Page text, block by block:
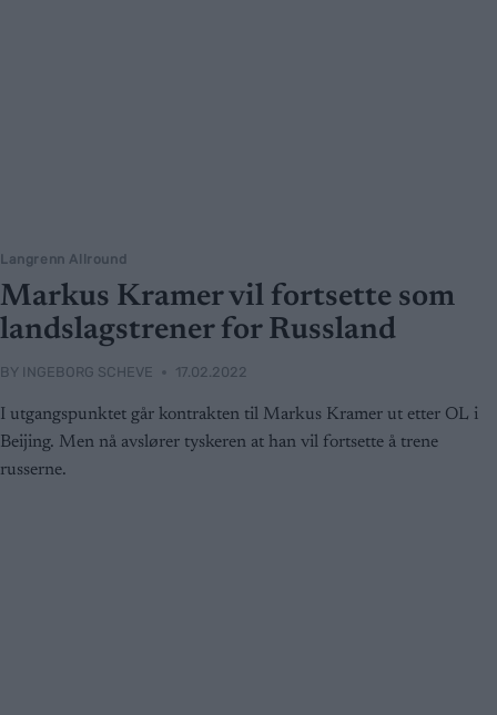
Langrenn Allround
Markus Kramer vil fortsette som
landslagstrener for Russland
BY INGEBORG SCHEVE 17.02.2022
I utgangspunktet går kontrakten til Markus Kramer ut etter OL i
Beijing. Men nå avslører tyskeren at han vil fortsette å trene
russerne.